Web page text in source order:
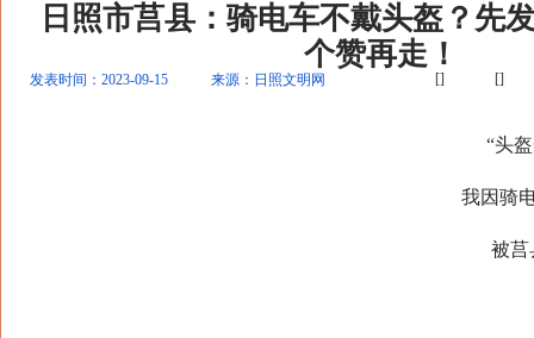
日照市莒县：骑电车不戴头盔？先
个赞再走！
发表时间：2023-09-15 来源：日照文明网 [] []
“头盔
我因骑电
被莒县